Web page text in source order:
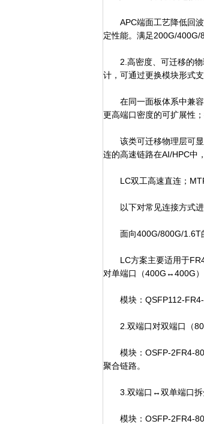
APC端面工艺降低回波
定性能。满足200G/400G/
2.高密度、可迁移的物
计，可通过更换模块形式
在同一面板体系中兼容
更高端口密度的可扩展性
该类可迁移物理层可显
连的高速链路在AI/HPC中
LC双工高速直连；
以下对常见连接方式进
面向400G/800G/1.6T
LC方案主要适用于FR4
对单端口（400G↔400G）
模块：QSFP112-FR4-
2.双端口对双端口（
模块：OSFP-2FR4-
聚合链路。
3.双端口↔双单端口拆
模块：OSFP-2FR4-